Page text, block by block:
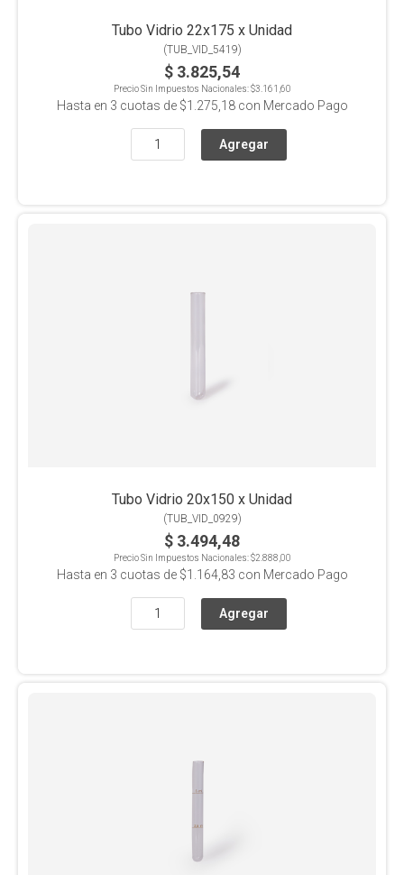
Tubo Vidrio 22x175 x Unidad
(TUB_VID_5419)
$ 3.825,54
Precio Sin Impuestos Nacionales:$3.161,60
Hasta en 3 cuotas de $1.275,18con Mercado Pago
Tubo Vidrio 20x150 x Unidad
(TUB_VID_0929)
$ 3.494,48
Precio Sin Impuestos Nacionales:$2.888,00
Hasta en 3 cuotas de $1.164,83 con Mercado Pago